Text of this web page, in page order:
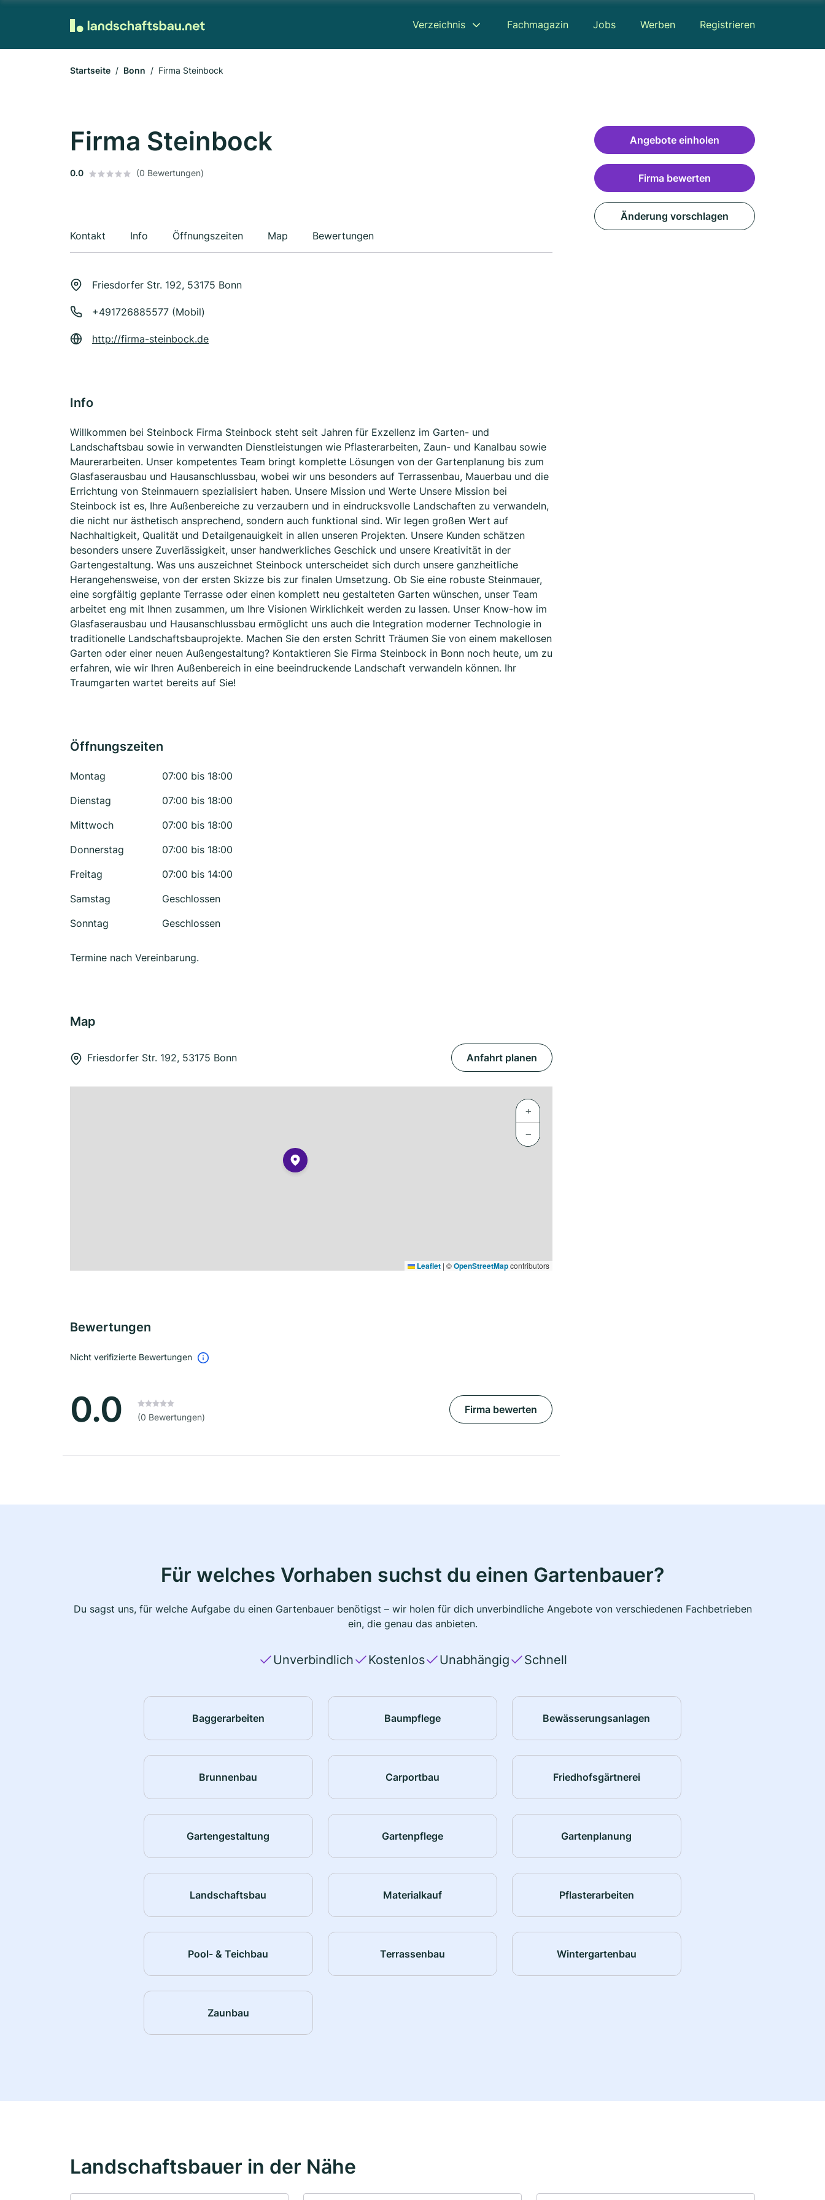
Verzeichnis Fachmagazin Jobs Werben Registrieren
Startseite Bonn Firma Steinbock
Firma Steinbock
0.0 (0 Bewertungen)
Kontakt Info Öffnungszeiten Map Bewertungen
Friesdorfer Str. 192, 53175 Bonn
+491726885577 (Mobil)
http://firma-steinbock.de
Info
Willkommen bei Steinbock Firma Steinbock steht seit Jahren für Exzellenz im Garten- und
Landschaftsbau sowie in verwandten Dienstleistungen wie Pflasterarbeiten, Zaun- und Kanalbau sowie
Maurerarbeiten. Unser kompetentes Team bringt komplette Lösungen von der Gartenplanung bis zum
Glasfaserausbau und Hausanschlussbau, wobei wir uns besonders auf Terrassenbau, Mauerbau und die
Errichtung von Steinmauern spezialisiert haben. Unsere Mission und Werte Unsere Mission bei
Steinbock ist es, Ihre Außenbereiche zu verzaubern und in eindrucksvolle Landschaften zu verwandeln,
die nicht nur ästhetisch ansprechend, sondern auch funktional sind. Wir legen großen Wert auf
Nachhaltigkeit, Qualität und Detailgenauigkeit in allen unseren Projekten. Unsere Kunden schätzen
besonders unsere Zuverlässigkeit, unser handwerkliches Geschick und unsere Kreativität in der
Gartengestaltung. Was uns auszeichnet Steinbock unterscheidet sich durch unsere ganzheitliche
Herangehensweise, von der ersten Skizze bis zur finalen Umsetzung. Ob Sie eine robuste Steinmauer,
eine sorgfältig geplante Terrasse oder einen komplett neu gestalteten Garten wünschen, unser Team
arbeitet eng mit Ihnen zusammen, um Ihre Visionen Wirklichkeit werden zu lassen. Unser Know-how im
Glasfaserausbau und Hausanschlussbau ermöglicht uns auch die Integration moderner Technologie in
traditionelle Landschaftsbauprojekte. Machen Sie den ersten Schritt Träumen Sie von einem makellosen
Garten oder einer neuen Außengestaltung? Kontaktieren Sie Firma Steinbock in Bonn noch heute, um zu
erfahren, wie wir Ihren Außenbereich in eine beeindruckende Landschaft verwandeln können. Ihr
Traumgarten wartet bereits auf Sie!
Öffnungszeiten
Montag
07:00 bis 18:00
Dienstag
07:00 bis 18:00
Mittwoch
07:00 bis 18:00
Donnerstag
07:00 bis 18:00
Freitag
07:00 bis 14:00
Samstag
Geschlossen
Sonntag
Geschlossen
Termine nach Vereinbarung.
Map
Friesdorfer Str. 192, 53175 Bonn Anfahrt planen
+
−
Leaflet | ©OpenStreetMapcontributors
Bewertungen
Nicht verifizierte Bewertungen
0.0 (0 Bewertungen)
Firma bewerten
Angebote einholen
Firma bewerten
Änderung vorschlagen
Für welches Vorhaben suchst du einen Gartenbauer?
Du sagst uns, für welche Aufgabe du einen Gartenbauer benötigst – wir holen für dich unverbindliche Angebote von verschiedenen Fachbetrieben
ein, die genau das anbieten.
Unverbindlich Kostenlos Unabhängig Schnell
Baggerarbeiten Baumpflege Bewässerungsanlagen
Brunnenbau Carportbau Friedhofsgärtnerei
Gartengestaltung Gartenpflege Gartenplanung
Landschaftsbau Materialkauf Pflasterarbeiten
Pool- & Teichbau Terrassenbau Wintergartenbau
Zaunbau
Landschaftsbauer in der Nähe